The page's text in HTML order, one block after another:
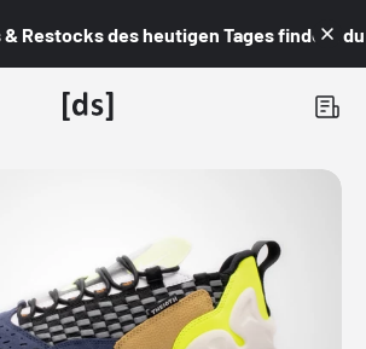
Restocks des heutigen Tages findest du